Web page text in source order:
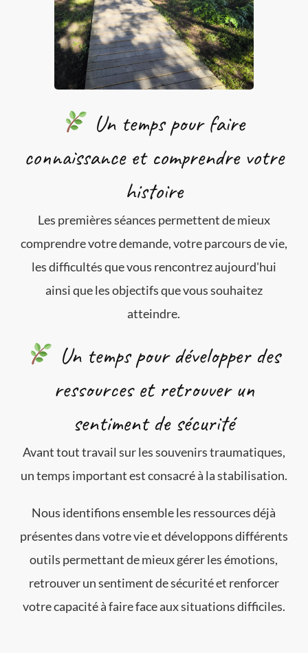
Un temps pour faire
connaissance et comprendre votre
histoire
Les premières séances permettent de mieux
comprendre votre demande, votre parcours de vie,
les difficultés que vous rencontrez aujourd'hui
ainsi que les objectifs que vous souhaitez
atteindre.
Un temps pour développer des
ressources et retrouver un
sentiment de sécurité
Avant tout travail sur les souvenirs traumatiques,
un temps important est consacré à la stabilisation.
Nous identifions ensemble les ressources déjà
présentes dans votre vie et développons différents
outils permettant de mieux gérer les émotions,
retrouver un sentiment de sécurité et renforcer
votre capacité à faire face aux situations difficiles.